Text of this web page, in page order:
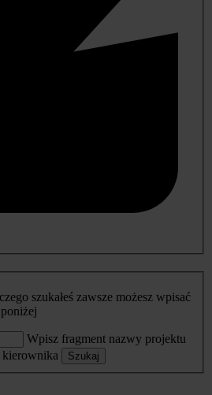
szukałeś zawsze możesz wpisać
Wpisz fragment nazwy projektu
Szukaj